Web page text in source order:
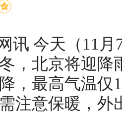
讯 今天（11
北京将迎降
，最高气温
注意保暖，外